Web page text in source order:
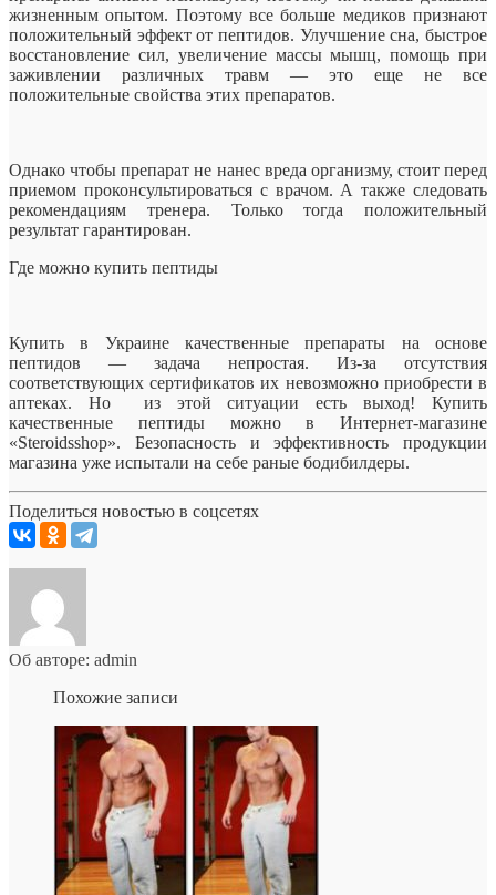
жизненным опытом. Поэтому все больше медиков признают
положительный эффект от пептидов. Улучшение сна, быстрое
восстановление сил, увеличение массы мышц, помощь при
заживлении различных травм — это еще не все
положительные свойства этих препаратов.
Однако чтобы препарат не нанес вреда организму, стоит перед
приемом проконсультироваться с врачом. А также следовать
рекомендациям тренера. Только тогда положительный
результат гарантирован.
Где можно купить пептиды
Купить в Украине качественные препараты на основе
пептидов — задача непростая. Из-за отсутствия
соответствующих сертификатов их невозможно приобрести в
аптеках. Но из этой ситуации есть выход! Купить
качественные пептиды можно в Интернет-магазине
«Steroidsshop». Безопасность и эффективность продукции
магазина уже испытали на себе раные бодибилдеры.
Поделиться новостью в соцсетях
Об авторе: admin
Похожие записи